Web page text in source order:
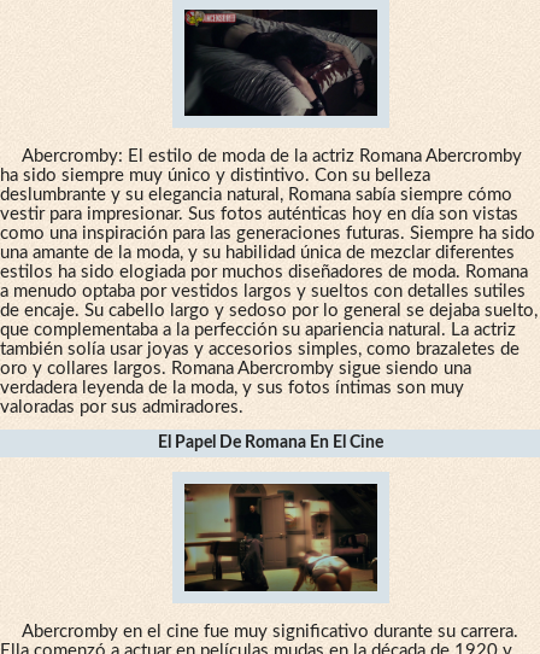
Abercromby: El estilo de moda de la actriz Romana Abercromby
ha sido siempre muy único y distintivo. Con su belleza
deslumbrante y su elegancia natural, Romana sabía siempre cómo
vestir para impresionar. Sus fotos auténticas hoy en día son vistas
como una inspiración para las generaciones futuras. Siempre ha sido
una amante de la moda, y su habilidad única de mezclar diferentes
estilos ha sido elogiada por muchos diseñadores de moda. Romana
a menudo optaba por vestidos largos y sueltos con detalles sutiles
de encaje. Su cabello largo y sedoso por lo general se dejaba suelto,
que complementaba a la perfección su apariencia natural. La actriz
también solía usar joyas y accesorios simples, como brazaletes de
oro y collares largos. Romana Abercromby sigue siendo una
verdadera leyenda de la moda, y sus fotos íntimas son muy
valoradas por sus admiradores.
El Papel De Romana En El Cine
Abercromby en el cine fue muy significativo durante su carrera.